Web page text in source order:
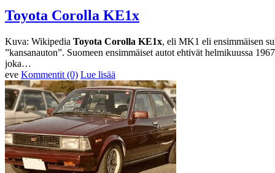
Toyota Corolla KE1x
Kuva: Wikipedia Toyota Corolla KE1x, eli MK1 eli ensimmäisen
”kansanauton”. Suomeen ensimmäiset autot ehtivät helmikuussa
joka…
eve Kommentit (0) Lue lisää